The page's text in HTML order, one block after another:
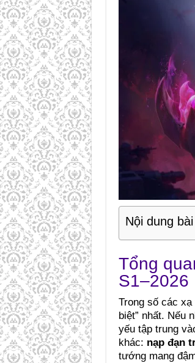
Nội dung
Tổng
S1–2026
Trong số các
biệt” nhất. Nếu
yếu tập trung
khác: nạp đạn
tướng mang